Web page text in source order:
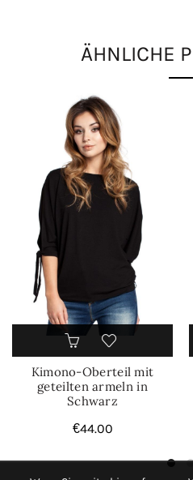
ÄHNLICHE
Kimono-Oberteil mit
geteilten armeln in
Schwarz
€44.00